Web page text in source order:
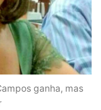
ganha, mas